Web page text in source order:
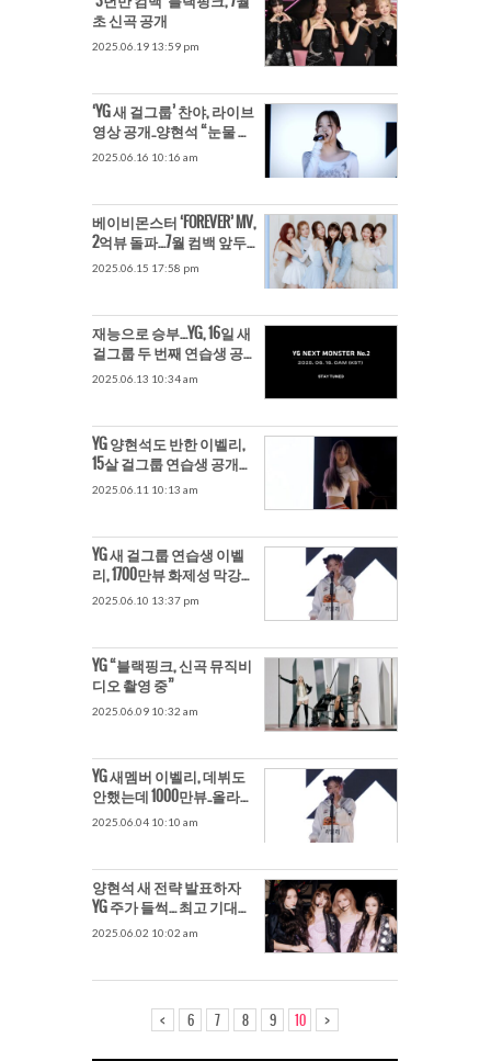
초 신곡 공개
2025.06.19 13:59 pm
‘YG 새 걸그룹’ 찬야, 라이브
영상 공개..양현석 “눈물 흘
릴뻔”
2025.06.16 10:16 am
베이비몬스터 ‘FOREVER’ MV,
2억뷰 돌파…7월 컴백 앞두
고 경사
2025.06.15 17:58 pm
재능으로 승부…YG, 16일 새
걸그룹 두 번째 연습생 공
개
2025.06.13 10:34 am
YG 양현석도 반한 이벨리,
15살 걸그룹 연습생 공개
“역대급 스타성”
2025.06.11 10:13 am
YG 새 걸그룹 연습생 이벨
리, 1700만뷰 화제성 막강→
퍼포먼스 영상 공개
2025.06.10 13:37 pm
YG “블랙핑크, 신곡 뮤직비
디오 촬영 중”
2025.06.09 10:32 am
YG 새멤버 이벨리, 데뷔도
안했는데 1000만뷰..올라운
더 ‘기대 UP’
2025.06.04 10:10 am
양현석 새 전략 발표하자
YG 주가 들썩… 최고 기대주
는 ‘블핑’
2025.06.02 10:02 am
< 6 7 8 9 10 >